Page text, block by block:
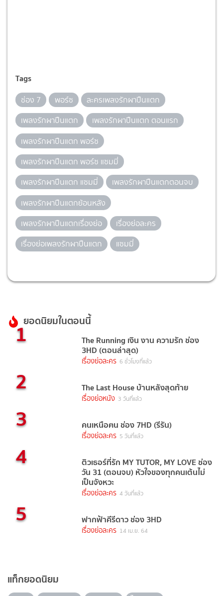
Tags
ช่อง 7 พอร์ซ
ละครเพลงรักผาปืนแตก
เพลงรักผาปืนแตก
เพลงรักผาปืนแตก ตอนแรก
เพลงรักผาปืนแตก พอร์ซ
เพลงรักผาปืนแตก พอร์ซ แซมมี่
เพลงรักผาปืนแตก แซมมี่
เพลงรักผาปืนแตกตอนจบ
เพลงรักผาปืนแตกย้อนหลัง
เพลงรักผาปืนแตกเรื่องย่อ
เรื่องย่อละคร
เรื่องย่อเพลงรักผาปืนแตก
แซมมี่
ยอดนิยมในตอนนี้
1 The Running เงิน งาน ความรัก ช่อง
3HD (ตอนล่าสุด)
เรื่องย่อละคร 6 ชั่วโมงที่แล้ว
2 The Last House บ้านหลังสุดท้าย
เรื่องย่อหนัง 3 วันที่แล้ว
3 คนเหนือฅน ช่อง 7HD (รีรัน)
เรื่องย่อละคร 5 วันที่แล้ว
4 ติวเธอร์ที่รัก MY TUTOR, MY LOVE ช่อง
วัน 31 (ตอนจบ) หัวใจของทุกคนเต้นไม่
เป็นจังหวะ
เรื่องย่อละคร 4 วันที่แล้ว
5 ฟากฟ้าคีรีดาว ช่อง 3HD
เรื่องย่อละคร 14 เม.ย. 64
แท็กยอดนิยม